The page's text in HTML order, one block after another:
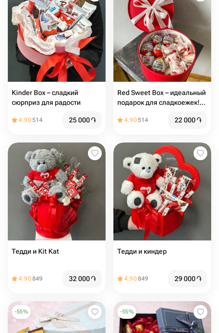
Kinder Box – сладкий
сюрприз для радости
4.90514 25 000֏
Red Sweet Box – идеальный
подарок для сладкоежек!
4.90514 22 000֏
Тедди и Kit Kat
4.90849 32 000֏
Тедди и киндер ️
4.90849 29 000֏
-55% -55%